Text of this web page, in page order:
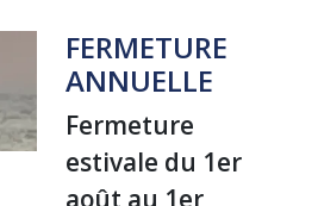
FERMETURE
ANNUELLE
Fermeture
estivale du 1er
août au 1er